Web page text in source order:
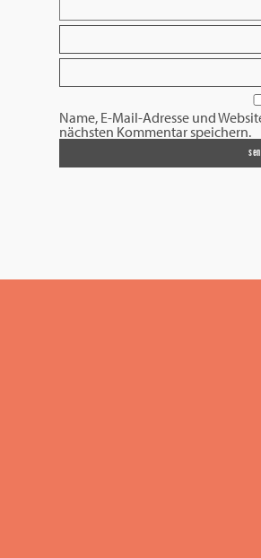
Name, E-Mail-Adresse und
nächsten Kommentar speichern.